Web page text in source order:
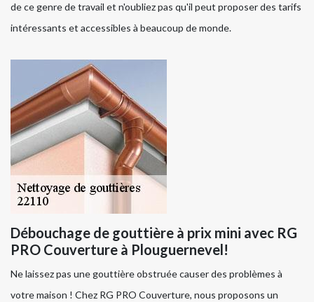
de ce genre de travail et n'oubliez pas qu'il peut proposer des tarifs
intéressants et accessibles à beaucoup de monde.
Débouchage de gouttière à prix mini avec RG
PRO Couverture à Plouguernevel!
Ne laissez pas une gouttière obstruée causer des problèmes à
votre maison ! Chez RG PRO Couverture, nous proposons un